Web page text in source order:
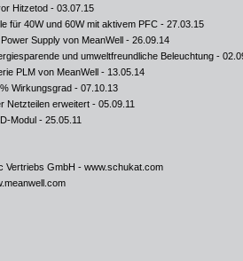
Hitzetod - 03.07.15
für 40W und 60W mit aktivem PFC - 27.03.15
Supply von MeanWell - 26.09.14
und umweltfreundliche Beleuchtung -
PLM von MeanWell - 13.05.14
Wirkungsgrad - 07.10.13
Netzteilen erweitert - 05.09.11
Modul - 25.05.11
Vertriebs GmbH - www.schukat.com